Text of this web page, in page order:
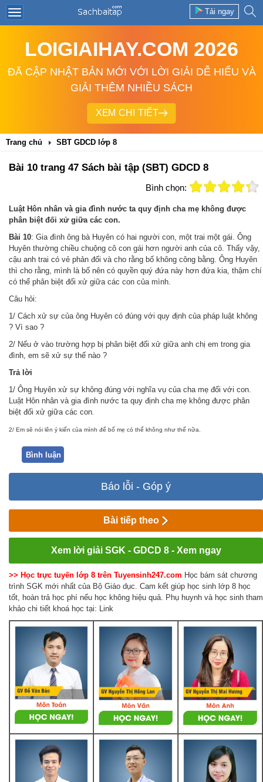
Tải ngay
LOIGIAIHAY.COM 2026
ĐÃ CẬP NHẬT BẢN MỚI VỚI LỜI GIẢI DỄ HIỂU VÀ
GIẢI THÊM NHIỀU SÁCH
XEM CHI TIẾT
Trang chủ SBT GDCD lớp 8
Bài 10 trang 47 Sách bài tập (SBT) GDCD 8
Bình chọn:
Luật Hôn nhân và gia đình nước ta quy định cha mẹ không được
phân biệt đối xử giữa các con.
Bài 10: Gia đình ông bà Huyên có hai người con, một trai một gái. Ông
Huyên thường chiều chuộng cô con gái hơn người anh của cô. Thấy vậy,
cậu anh trai có vẻ phản đối và cho rằng bố không công bằng. Ông Huyên
thì cho rằng, mình là bố nên có quyền quý đứa này hơn đứa kia, thậm chí
có thể phân biệt đối xử giữa các con của mình.
Câu hỏi:
1/ Cách xử sự của ông Huyên có đúng với quy định của pháp luật không
? Vì sao ?
2/ Nếu ở vào trường hợp bị phân biệt đối xử giữa anh chị em trong gia
đình, em sẽ xử sự thế nào ?
Trảlời
1/ Ông Huyên xử sự không đúng với nghĩa vụ của cha mẹ đối với con.
Luật Hôn nhân và gia đình nước ta quy định cha mẹ không được phân
biệt đối xử giữa các con
2/ Em sẽ nói lên ý kiến của mình để bố mẹ có thể không như thế nữa.
Bình luận
Báo lỗi - Góp ý
Bài tiếp theo
Xem lời giải SGK - GDCD 8 - Xem ngay
>> Học trực tuyến lớp 8 trên Tuyensinh247.com Học bám sát chương
trình SGK mới nhất của Bộ Giáo dục. Cam kết giúp học sinh lớp 8 học
tốt, hoàn trả học phí nếu học không hiệu quả. Phụ huynh và học sinh tham
khảo chi tiết khoá học tại: Link